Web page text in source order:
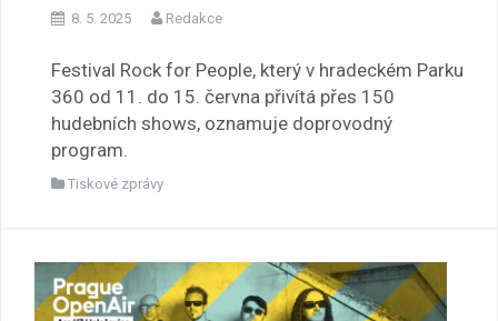
8. 5. 2025 Redakce
Festival Rock for People, který v hradeckém Parku
360 od 11. do 15. června přivítá přes 150
hudebních shows, oznamuje doprovodný
program.
Tiskové zprávy